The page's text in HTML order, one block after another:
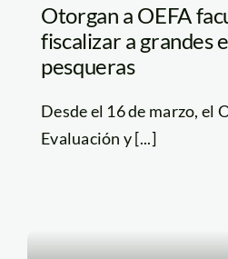
Otorgan a OEFA
fiscalizar a grandes
pesqueras
Desde el 16 de marzo, el
Evaluación y [...]